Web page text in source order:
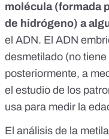
molécula (formada
de hidrógeno) a
el ADN. El ADN
desmetilado (no
posteriormente, a
el estudio de los
usa para medir la
El análisis de la